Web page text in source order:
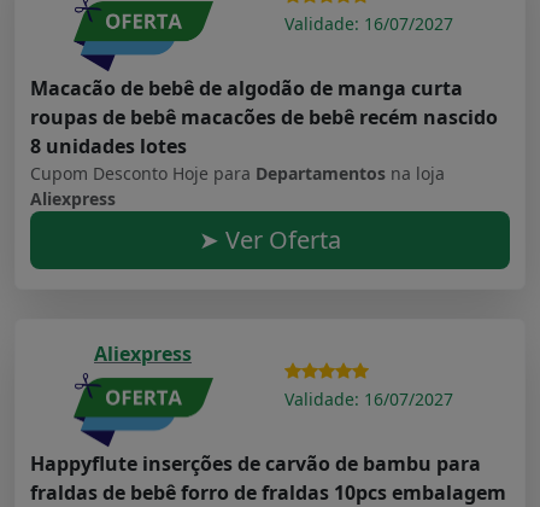
Validade: 16/07/2027
Macacão de bebê de algodão de manga curta
roupas de bebê macacões de bebê recém nascido
8 unidades lotes
Cupom Desconto Hoje para Departamentos na loja
Aliexpress
➤ Ver Oferta
Aliexpress
Validade: 16/07/2027
Happyflute inserções de carvão de bambu para
fraldas de bebê forro de fraldas 10pcs embalagem